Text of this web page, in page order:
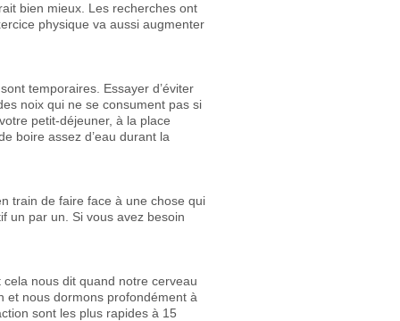
bien mieux. Les recherches ont
physique va aussi augmenter
temporaires. Essayer d’éviter
noix qui ne se consument pas si
petit-déjeuner, à la place
boire assez d’eau durant la
train de faire face à une chose qui
un par un. Si vous avez besoin
nous dit quand notre cerveau
et nous dormons profondément à
sont les plus rapides à 15